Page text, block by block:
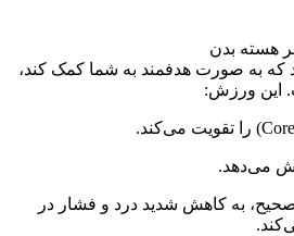
که به صورت هدفمند به شما کمک کند،
این ورزش:
می‌دهد.
به کاهش شدید درد و فشار در